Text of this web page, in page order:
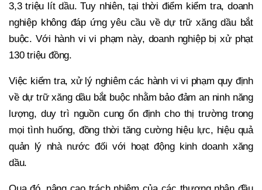
3,3 triệu lít dầu. Tuy nhiên, tại thời điểm kiểm tra, doanh
nghiệp không đáp ứng yêu cầu về dự trữ xăng dầu bắt
buộc. Với hành vi vi phạm này, doanh nghiệp bị xử phạt
130 triệu đồng.
Việc kiểm tra, xử lý nghiêm các hành vi vi phạm quy định
về dự trữ xăng dầu bắt buộc nhằm bảo đảm an ninh năng
lượng, duy trì nguồn cung ổn định cho thị trường trong
mọi tình huống, đồng thời tăng cường hiệu lực, hiệu quả
quản lý nhà nước đối với hoạt động kinh doanh xăng
dầu.